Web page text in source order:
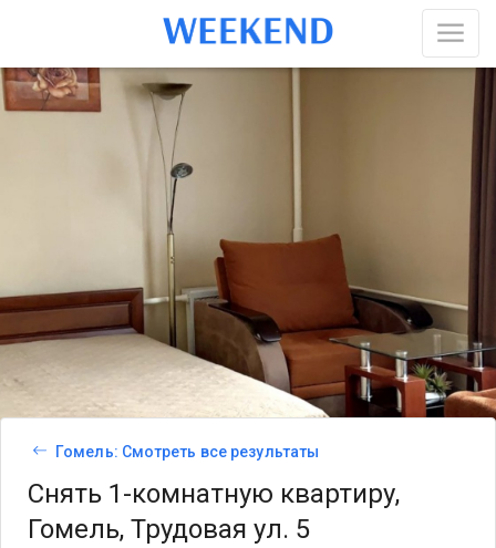
Гомель: Смотреть все результаты
Снять 1-комнатную квартиру,
Гомель, Трудовая ул. 5